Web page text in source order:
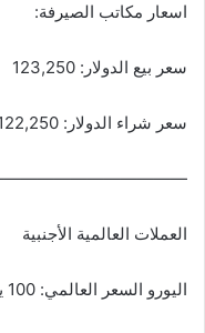
اسعار مكاتب الصيرفة:
سعر بيع الدولار: 123,250
سعر شراء الدولار: 122,250
العملات العالمية الأجنبية
اليورو السعر العالمي: 100 يورو = 118,56 دولار